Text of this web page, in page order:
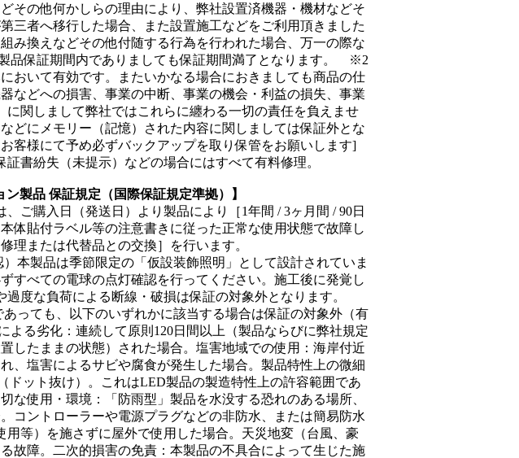
その他何かしらの理由により、弊社設置済機器・機材などそ
三者へ移行した場合、また設置施工などをご利用頂きました
み換えなどその他付随する行為を行われた場合、万一の際な
品保証期間内でありましても保証期間満了となります。 ※2
おいて有効です。またいかなる場合におきましても商品の仕
などへの損害、事業の中断、事業の機会・利益の損失、事業
関しまして弊社ではこれらに纏わる一切の責任を負えませ
どにメモリー（記憶）された内容に関しましては保証外とな
客様にて予め必ずバックアップを取り保管をお願いします]
書紛失（未提示）などの場合にはすべて有料修理。
ン製品 保証規定（国際保証規定準拠）】
、ご購入日（発送日）より製品により［1年間 / 3ヶ月間 / 90日
体貼付ラベル等の注意書きに従った正常な使用状態で故障し
理または代替品との交換］を行います。
本製品は季節限定の「仮設装飾照明」として設計されていま
すべての電球の点灯確認を行ってください。施工後に発覚し
度な負荷による断線・破損は保証の対象外となります。
あっても、以下のいずれかに該当する場合は保証の対象外（有
よる劣化：連続して原則120日間以上（製品ならびに弊社規定
したままの状態）された場合。塩害地域での使用：海岸付近
、塩害によるサビや腐食が発生した場合。製品特性上の微細
ドット抜け）。これはLED製品の製造特性上の許容範囲であ
な使用・環境：「防雨型」製品を水没する恐れのある場所、
コントローラーや電源プラグなどの非防水、または簡易防水
等）を施さずに屋外で使用した場合。天災地変（台風、豪
故障。二次的損害の免責：本製品の不具合によって生じた施